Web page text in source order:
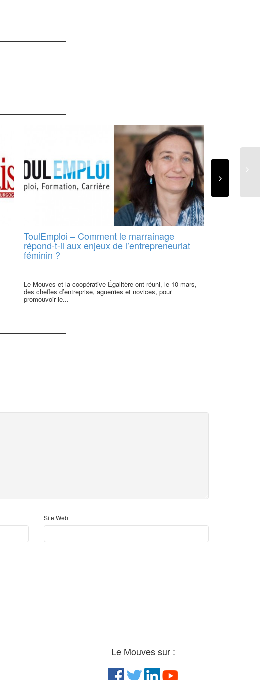
ToulEmploi – Comment le marrainage
répond-t-il aux enjeux de l’entrepreneuriat
féminin ?
Le Mouves et la coopérative Égalitère ont réuni, le 10 mars,
des cheffes d’entreprise, aguerries et novices, pour
promouvoir le...
Site Web
Le Mouves sur :